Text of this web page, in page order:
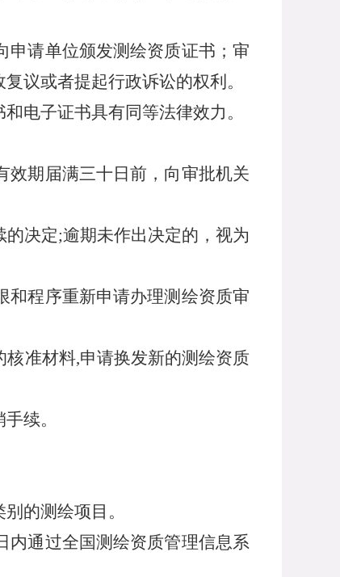
请单位颁发测绘资质证书；审
议或者提起行政诉讼的权利。
电子证书具有同等法律效力。
期届满三十日前，向审批机关
决定;逾期未作出决定的，视为
程序重新申请办理测绘资质审
核准材料,申请换发新的测绘资质
续。
的测绘项目。
通过全国测绘资质管理信息系